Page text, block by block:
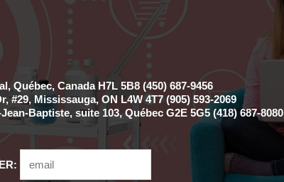
Québec, Canada H7L 5B8 (450) 687-9456
#29, Mississauga, ON L4W 4T7 (905) 593-2069
Baptiste, suite 103, Québec G2E 5G5 (418) 687-8080